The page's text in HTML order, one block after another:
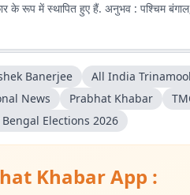
: पश्चिम बंगाल, झारखंड और बिहार में 3 दशक से अधिक काम करने का
छत्तीसगढ़ की भी लंबे समय तक ग्राउंड-लेवल
राज्य राजनीति और शासन : झारखंड और पश्चिम
पर निरंतर और विश्लेषणात्मक कवरेज. सामाजिक मुद्दे : आम जनता से जुड़े
रिपोर्टिंग. जलवायु परिवर्तन और नवीकरणीय ऊर्जा : पर्यावरणीय चुनौतियों, जलवायु
उनकी पत्रकारिता की पहचान रही है. विश्वसनीयता का आधार (Credibility
Banerjee All India
News
Prabhat Khabar
Elections 2026
Khabar App :